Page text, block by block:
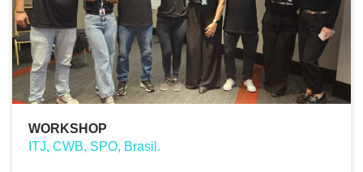
WORKSHOP
ITJ, CWB, SPO, Brasil.